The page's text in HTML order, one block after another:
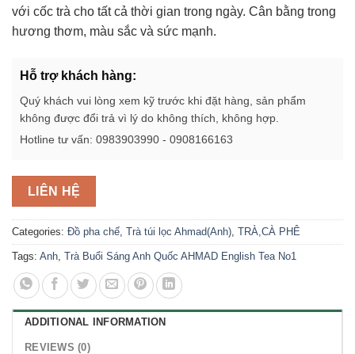
với cốc trà cho tất cả thời gian trong ngày. Cân bằng trong
hương thơm, màu sắc và sức mạnh.
Hỗ trợ khách hàng:
Quý khách vui lòng xem kỹ trước khi đặt hàng, sản phẩm
không được đổi trả vì lý do không thích, không hợp.
Hotline tư vấn: 0983903990 - 0908166163
LIÊN HỆ
Categories: Đồ pha chế Trà túi lọc Ahmad(Anh) TRÀ,CÀ PHÊ
Tags: Anh Trà Buổi Sáng Anh Quốc AHMAD English Tea No1
ADDITIONAL INFORMATION
REVIEWS (0)